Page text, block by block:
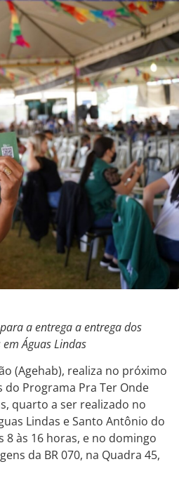
a entrega a entrega dos
Águas Lindas
(Agehab), realiza no próximo
do Programa Pra Ter Onde
quarto a ser realizado no
Lindas e Santo Antônio do
às 16 horas, e no domingo
da BR 070, na Quadra 45,